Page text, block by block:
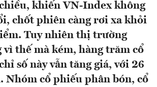
khiến VN-Index không
chốt phiên càng rơi xa khỏi
Tuy nhiên thị trường
vì thế mà kém, hàng trăm cổ
số này vẫn tăng giá, với 26
Nhóm cổ phiếu phân bón, cổ